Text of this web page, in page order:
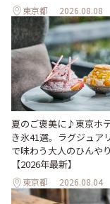
東京都 2026.08.08
夏のご褒美に♪東京ホ
き氷41選。ラグジュア
で味わう大人のひんや
【2026年最新】
東京都 2026.08.04